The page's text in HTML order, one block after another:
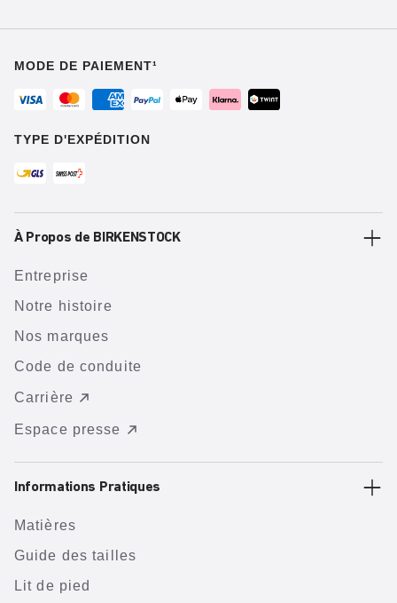
MODE DE PAIEMENT¹
TYPE D'EXPÉDITION
À Propos de BIRKENSTOCK
Entreprise
Notre histoire
Nos marques
Code de conduite
Carrière
Espace presse
Informations Pratiques
Matières
Guide des tailles
Lit de pied